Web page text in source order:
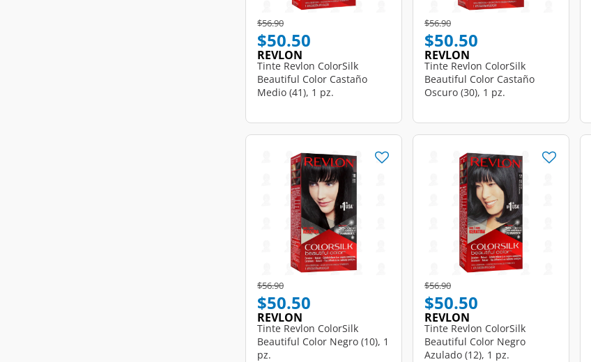
Price reduced from
$56.90to
$50.50
REVLON
Tinte Revlon ColorSilk
Beautiful Color Castaño
Medio (41), 1 pz.
Price reduced from
$56.90to
$50.50
REVLON
Tinte Revlon ColorSilk
Beautiful Color Castaño
Oscuro (30), 1 pz.
Price reduced from
$56.90to
$50.50
REVLON
Tinte Revlon ColorSilk
Beautiful Color Negro (10), 1
pz.
Price reduced from
$56.90to
$50.50
REVLON
Tinte Revlon ColorSilk
Beautiful Color Negro
Azulado (12), 1 pz.